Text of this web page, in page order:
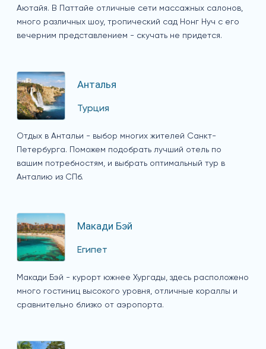
Аютайя. В Паттайе отличные сети массажных салонов,
много различных шоу, тропический сад Нонг Нуч с его
вечерним представлением - скучать не придется.
Анталья
Турция
Отдых в Антальи - выбор многих жителей Санкт-
Петербурга. Поможем подобрать лучший отель по
вашим потребностям, и выбрать оптимальный тур в
Анталию из СПб.
Макади Бэй
Египет
Макади Бэй - курорт южнее Хургады, здесь расположено
много гостиниц высокого уровня, отличные кораллы и
сравнительно близко от аэропорта.